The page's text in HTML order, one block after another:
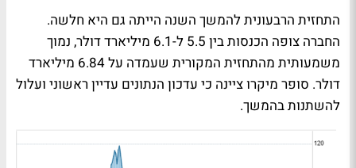
התחזית הרבעונית להמשך השנה הייתה גם היא חלשה.
החברה צופה הכנסות בין 5.5 ל-6.1 מיליארד דולר, נמוך
משמעותית מהתחזית המקורית שעמדה על 6.84 מיליארד
דולר. סופר מיקרו ציינה כי עדכון הנתונים עדיין ראשוני ועלול
להשתנות בהמשך.